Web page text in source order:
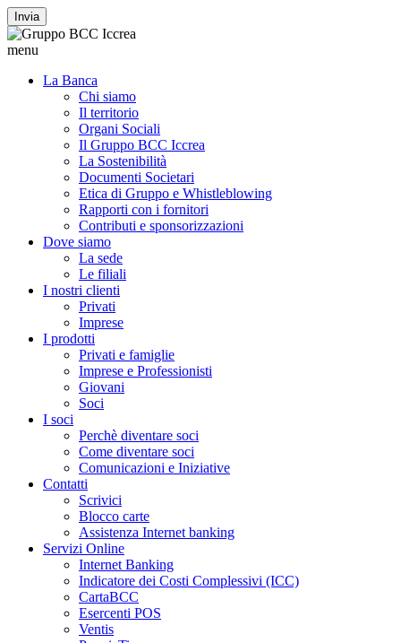
Invia
menu
La Banca
Chi siamo
Il territorio
Organi Sociali
Il Gruppo BCC Iccrea
La Sostenibilità
Documenti Societari
Etica di Gruppo e Whistleblowing
Rapporti con i fornitori
Contributi e sponsorizzazioni
Dove siamo
La sede
Le filiali
I nostri clienti
Privati
Imprese
I prodotti
Privati e famiglie
Imprese e Professionisti
Giovani
Soci
I soci
Perchè diventare soci
Come diventare soci
Comunicazioni e Iniziative
Contatti
Scrivici
Blocco carte
Assistenza Internet banking
Servizi Online
Internet Banking
Indicatore dei Costi Complessivi (ICC)
CartaBCC
Esercenti POS
Ventis